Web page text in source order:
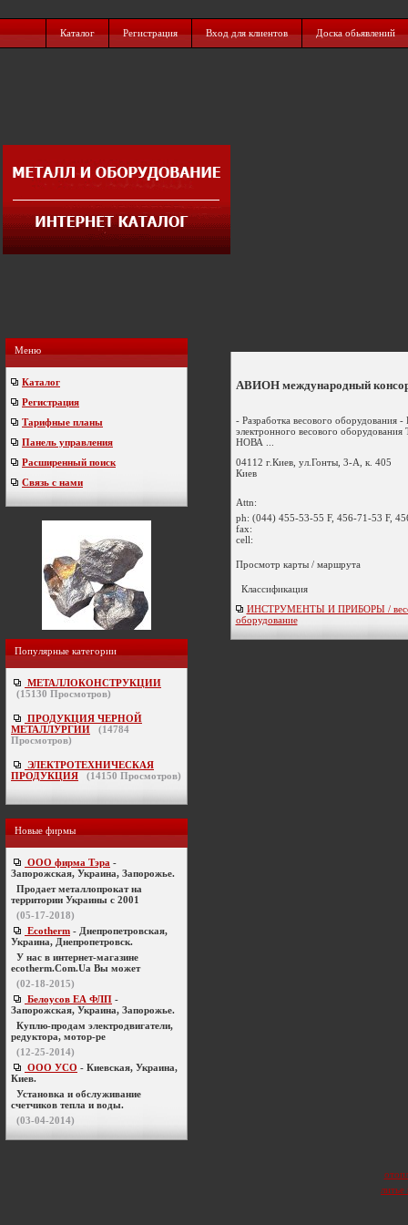
Каталог Регистрация Вход для клиентов Доска обьявлений
Меню
Каталог
Регистрация
Тарифные планы
Панель управления
Расширенный поиск
Связь с нами
Популярные категории
МЕТАЛЛОКОНСТРУКЦИИ
(15130 Просмотров)
ПРОДУКЦИЯ ЧЕРНОЙ
МЕТАЛЛУРГИИ
(14784
Просмотров)
ЭЛЕКТРОТЕХНИЧЕСКАЯ
ПРОДУКЦИЯ
(14150 Просмотров)
Новые фирмы
ООО фирма Тэра -
Запорожская, Украина, Запорожье.
Продает металлопрокат на
территории Украины с 2001
(05-17-2018)
Ecotherm - Днепропетровская,
Украина, Днепропетровск.
У нас в интернет-магазине
ecotherm.Com.Ua Вы может
(02-18-2015)
Белоусов ЕА ФЛП -
Запорожская, Украина, Запорожье.
Куплю-продам электродвигатели,
редуктора, мотор-ре
(12-25-2014)
ООО УСО - Киевская, Украина,
Киев.
Установка и обслуживание
счетчиков тепла и воды.
(03-04-2014)
АВИОН международный
- Разработка весового оборудования -
электронного весового
НОВА ...
04112 г.Киев, ул.Гонты, 3-А, к. 405
Киев
Attn:
ph: (044) 455-53-55 F, 456-71-53 F,
fax:
cell:
Просмотр карты / маршрута
Классификация
ИНСТРУМЕНТЫ И ПРИБОРЫ /
оборудование